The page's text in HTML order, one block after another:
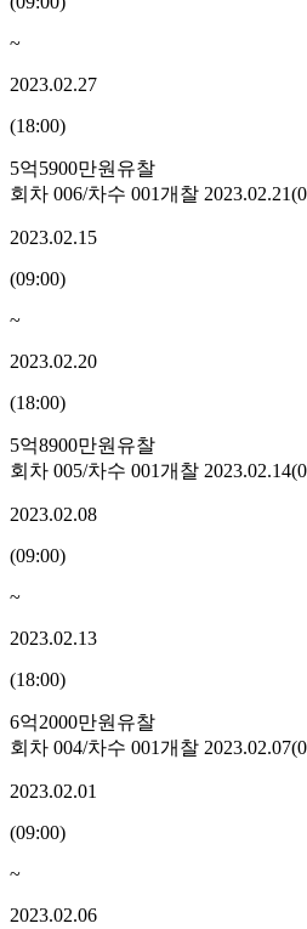
~
2023.02.27
(18:00)
5억5900만원 유찰
회차 006/차수 001개찰 2023.02.21(
2023.02.15
(09:00)
~
2023.02.20
(18:00)
5억8900만원 유찰
회차 005/차수 001개찰 2023.02.14(
2023.02.08
(09:00)
~
2023.02.13
(18:00)
6억2000만원 유찰
회차 004/차수 001개찰 2023.02.07(
2023.02.01
(09:00)
~
2023.02.06